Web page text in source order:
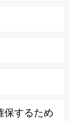
保するため